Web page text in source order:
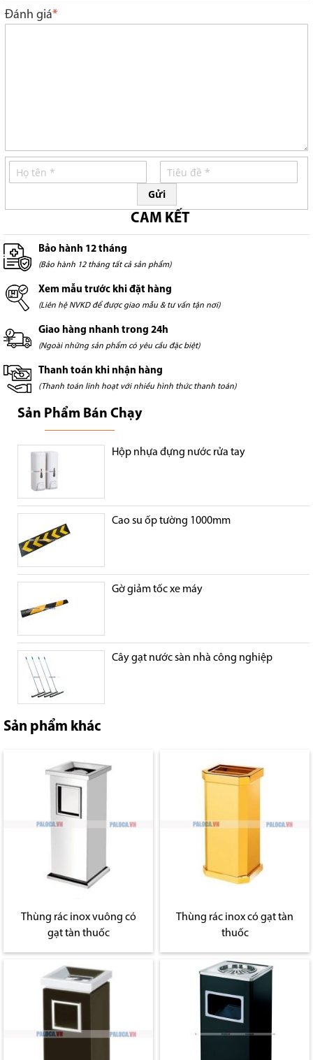
star
stars
stars
stars
stars
Đánh giá
Gửi
CAM KẾT
Bảo hành 12 tháng
(Bảo hành 12 tháng tất cả sản phẩm)
Xem mẫu trước khi đặt hàng
(Liên hệ NVKD để được giao mẫu & tư vấn tận nơi)
Giao hàng nhanh trong 24h
(Ngoài những sản phẩm có yêu cầu đặc biệt)
Thanh toán khi nhận hàng
(Thanh toán linh hoạt với nhiều hình thức thanh toán)
Sản Phẩm Bán Chạy
Hộp nhựa đựng nước rửa tay
Cao su ốp tường 1000mm
Gờ giảm tốc xe máy
Cây gạt nước sàn nhà công nghiệp
Sản phẩm khác
Thùng rác inox vuông có
gạt tàn thuốc
Thùng rác inox có gạt tàn
thuốc